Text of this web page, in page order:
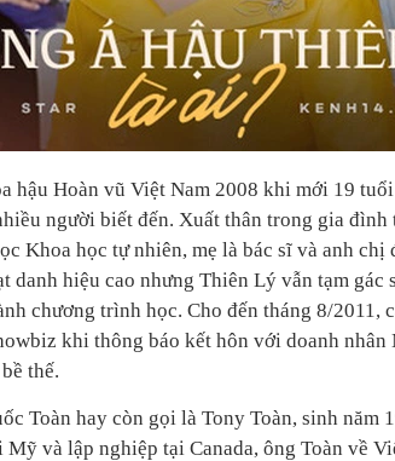
hậu Hoàn vũ Việt Nam 2008 khi mới 19
người biết đến. Xuất thân trong gia
Khoa học tự nhiên, mẹ là bác sĩ và anh chị
danh hiệu cao nhưng Thiên Lý vẫn tạm gác
chương trình học. Cho đến tháng 8/2011,
khi thông báo kết hôn với doanh nhân
thế.
Toàn hay còn gọi là Tony Toàn, sinh năm
Mỹ và lập nghiệp tại Canada, ông Toàn về